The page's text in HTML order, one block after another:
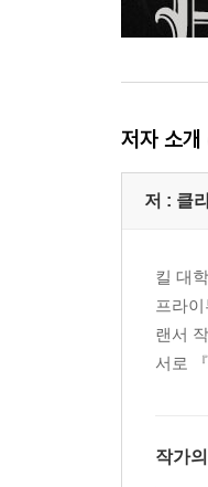
저자 소개
저 : 클
킬 대
프라
랜서
서로
작가